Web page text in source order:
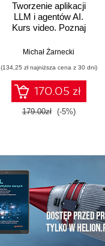
Tworzenie aplikacji
LLM i agentów AI.
Kurs video. Poznaj
LangGraph
Michał Żarnecki
(134,25 zł najniższa cena z 30 dni)
170.05 zł
179.00zł (-5%)